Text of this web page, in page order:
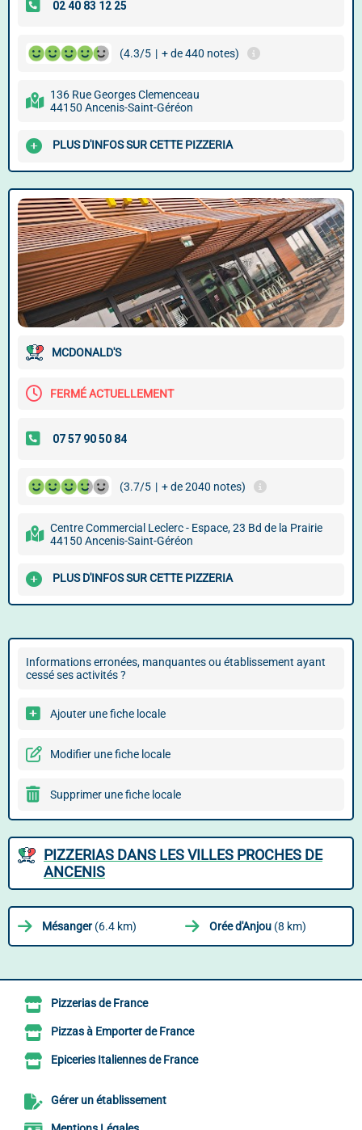
(4.3/5 | + de 440 notes)
136 Rue Georges Clemenceau
44150 Ancenis-Saint-Géréon
PLUS D'INFOS SUR CETTE PIZZERIA
MCDONALD'S
FERMÉ ACTUELLEMENT
(3.7/5 | + de 2040 notes)
Centre Commercial Leclerc - Espace, 23 Bd de la Prairie
44150 Ancenis-Saint-Géréon
PLUS D'INFOS SUR CETTE PIZZERIA
Informations erronées, manquantes ou établissement ayant
cessé ses activités ?
Ajouter une fiche locale
Modifier une fiche locale
Supprimer une fiche locale
PIZZERIAS DANS LES VILLES PROCHES DE
ANCENIS
Mésanger(6.4 km) Orée d'Anjou (8 km)
Pizzerias de France
Pizzas à Emporter de France
Epiceries Italiennes de France
Gérer un établissement